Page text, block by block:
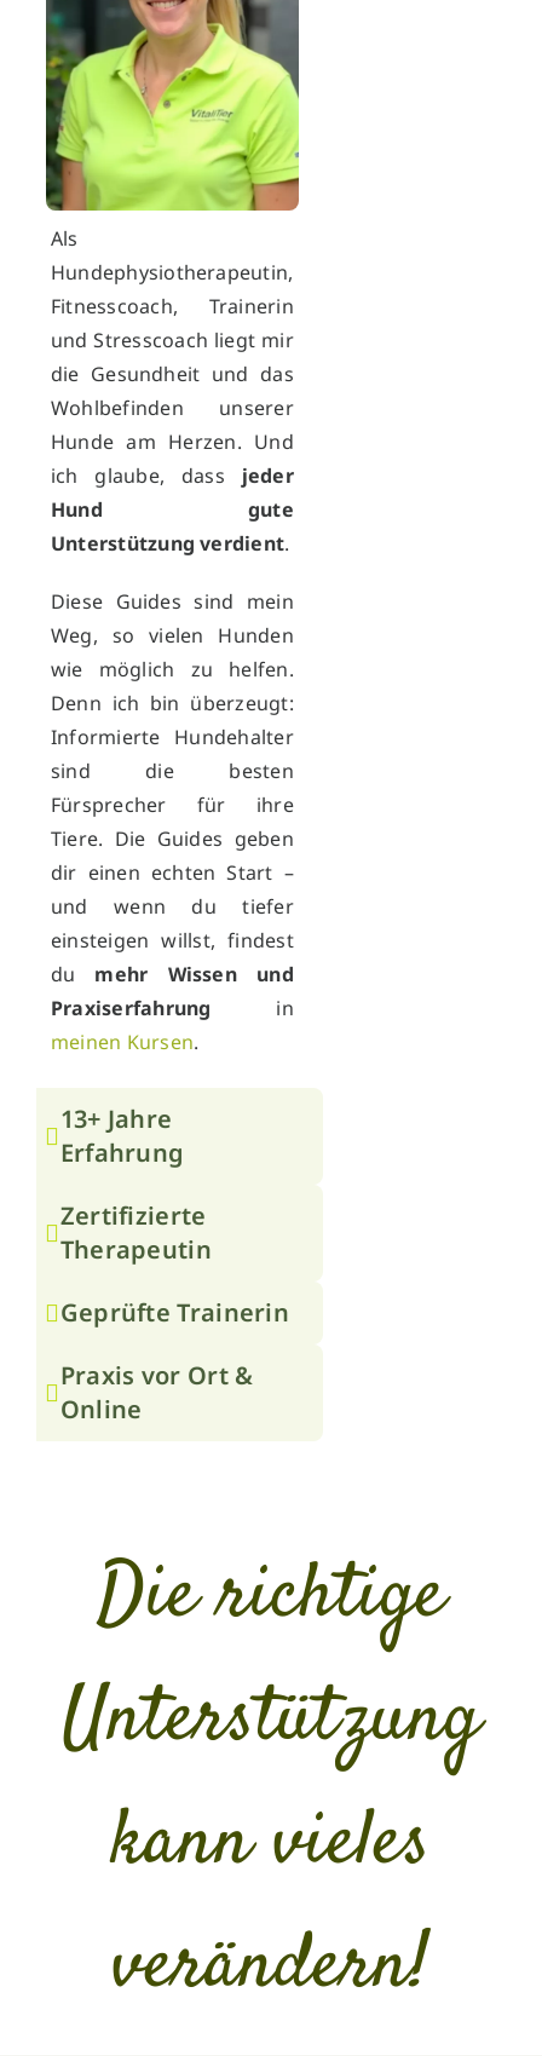
Als
Hundephysiotherapeutin,
Fitnesscoach, Trainerin
und Stresscoach liegt mir
die Gesundheit und das
Wohlbefinden unserer
Hunde am Herzen. Und
ich glaube, dass jeder
Hund gute
Unterstützung verdient.
Diese Guides sind mein
Weg, so vielen Hunden
wie möglich zu helfen.
Denn ich bin überzeugt:
Informierte Hundehalter
sind die besten
Fürsprecher für ihre
Tiere. Die Guides geben
dir einen echten Start –
und wenn du tiefer
einsteigen willst, findest
du mehr Wissen und
Praxiserfahrung in
meinen Kursen.
13+ Jahre
Erfahrung
Zertifizierte
Therapeutin
Geprüfte Trainerin
Praxis vor Ort &
Online
Die richtige
Unterstützung
kann vieles
verändern!